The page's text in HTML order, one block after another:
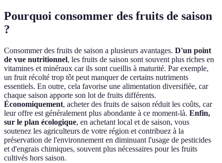
Pourquoi consommer des fruits de saison
?
Consommer des fruits de saison a plusieurs avantages. D'un point
de vue nutritionnel, les fruits de saison sont souvent plus riches en
vitamines et minéraux car ils sont cueillis à maturité. Par exemple,
un fruit récolté trop tôt peut manquer de certains nutriments
essentiels. En outre, cela favorise une alimentation diversifiée, car
chaque saison apporte son lot de fruits différents.
Économiquement, acheter des fruits de saison réduit les coûts, car
leur offre est généralement plus abondante à ce moment-là. Enfin,
sur le plan écologique, en achetant local et de saison, vous
soutenez les agriculteurs de votre région et contribuez à la
préservation de l'environnement en diminuant l'usage de pesticides
et d'engrais chimiques, souvent plus nécessaires pour les fruits
cultivés hors saison.